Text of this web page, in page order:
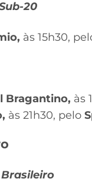
20
às 15h30,
Bragantino, às
às 21h30, pelo